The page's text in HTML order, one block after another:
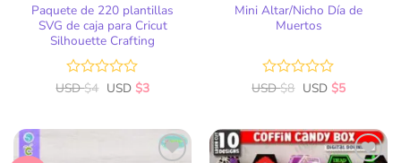
Paquete de 220 plantillas
SVG de caja para Cricut
Silhouette Crafting
Valorado
de
USD$4 USD $3
Mini Altar/Nicho Día de
Muertos
Valorado
de
5
USD$8 USD $5